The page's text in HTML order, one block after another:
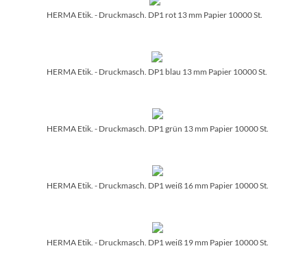
HERMA Etik. - Druckmasch. DP1 rot 13 mm Papier 10000 St.
HERMA Etik. - Druckmasch. DP1 blau 13 mm Papier 10000 St.
HERMA Etik. - Druckmasch. DP1 grün 13 mm Papier 10000 St.
HERMA Etik. - Druckmasch. DP1 weiß 16 mm Papier 10000 St.
HERMA Etik. - Druckmasch. DP1 weiß 19 mm Papier 10000 St.